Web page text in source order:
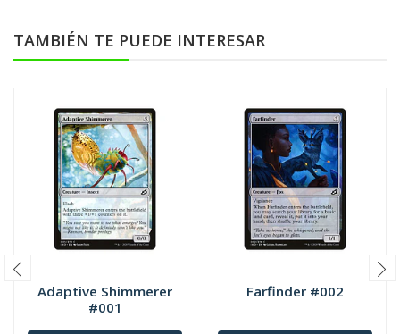
TAMBIÉN TE PUEDE INTERESAR
Adaptive Shimmerer
#001
Farfinder #002